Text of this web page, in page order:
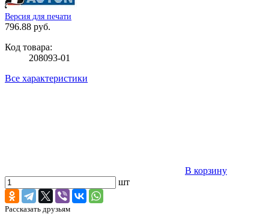
Версия для печати
796.88 руб.
Код товара:
208093-01
Все характеристики
В корзину
шт
Рассказать друзьям